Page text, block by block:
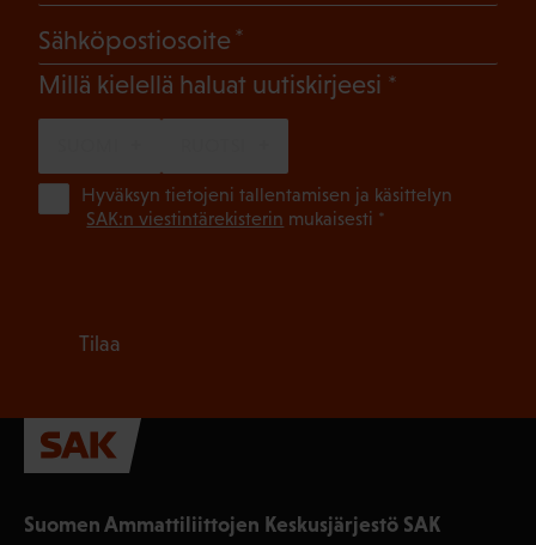
Suomen Ammattiliittojen Keskusjärjestö SAK
Sähköpostiosoite
Millä kielellä haluat uutiskirjeesi (Pakollinen)
Hyväksyn tietojeni tallentamisen ja käsittelyn
SAK:n viestintärekisterin mukaisesti *
Tilaa